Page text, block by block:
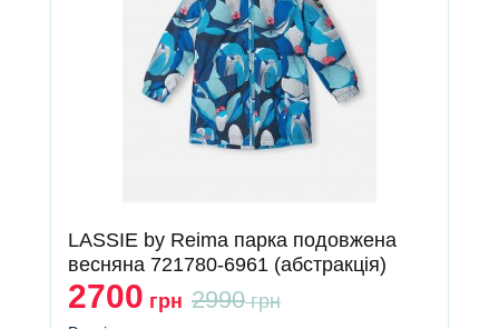
LASSIE by Reima парка подовжена
весняна 721780-6961 (абстракція)
2700 грн 2990грн